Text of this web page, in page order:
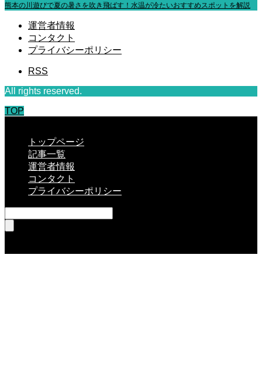
熊本の川遊びで夏の暑さを吹き飛ばす！水温が冷たいおすすめスポットを解説
運営者情報
コンタクト
プライバシーポリシー
RSS
All rights reserved.
TOP
トップページ
記事一覧
運営者情報
コンタクト
プライバシーポリシー